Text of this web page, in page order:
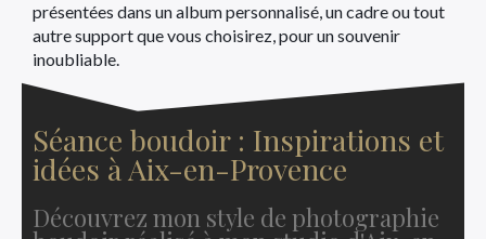
présentées dans un album personnalisé, un cadre ou tout
autre support que vous choisirez, pour un souvenir
inoubliable.
Séance boudoir : Inspirations et
idées à Aix-en-Provence
Découvrez mon style de photographie